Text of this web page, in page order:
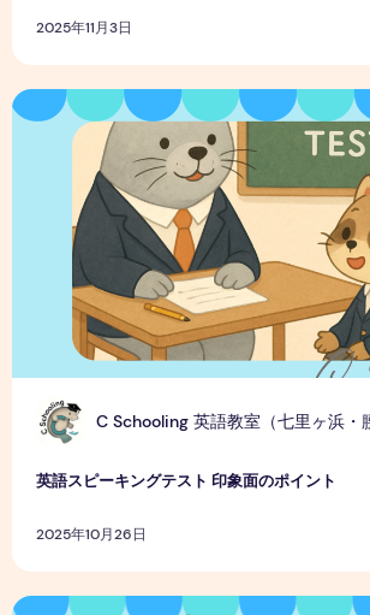
2025年11月3日
C
英語スピーキングテスト 印象面のポイント
2025年10月26日
英語スピーキングテスト 印象面のポイント